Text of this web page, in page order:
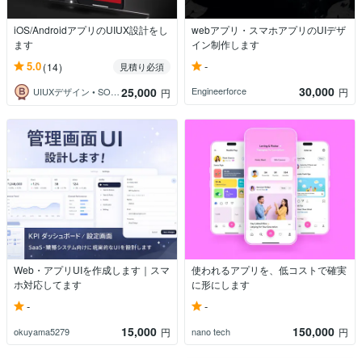
iOS/AndroidアプリのUIUX設計をし
ます
5.0(14)
見積り必須
UIUXデザイン • SOLUS株式会社25,000 円
webアプリ・スマホアプリのUIデザ
イン制作します
-
Engineerforce 30,000 円
Web・アプリUIを作成します｜スマ
ホ対応してます
-
okuyama5279 15,000 円
使われるアプリを、低コストで確実
に形にします
-
nano tech 150,000 円